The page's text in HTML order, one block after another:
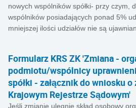
nowych wspólników spółki- przy czym,
wspólników posiadających ponad 5%
mniejszej ilości udziałów nie są
Formularz KRS ZK 'Zmiana -
podmiotu/wspólnicy
spółki - załącznik do wniosku
Krajowym Rejestrze Sądowym'
Jeśli zmianie ulegnie skład osobowy